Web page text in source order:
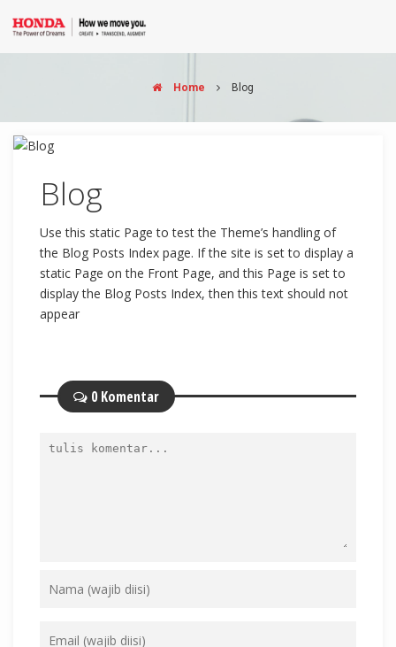
Home Blog
Blog
Use this static Page to test the Theme’s handling of
the Blog Posts Index page. If the site is set to display a
static Page on the Front Page, and this Page is set to
display the Blog Posts Index, then this text should not
appear
0 Komentar